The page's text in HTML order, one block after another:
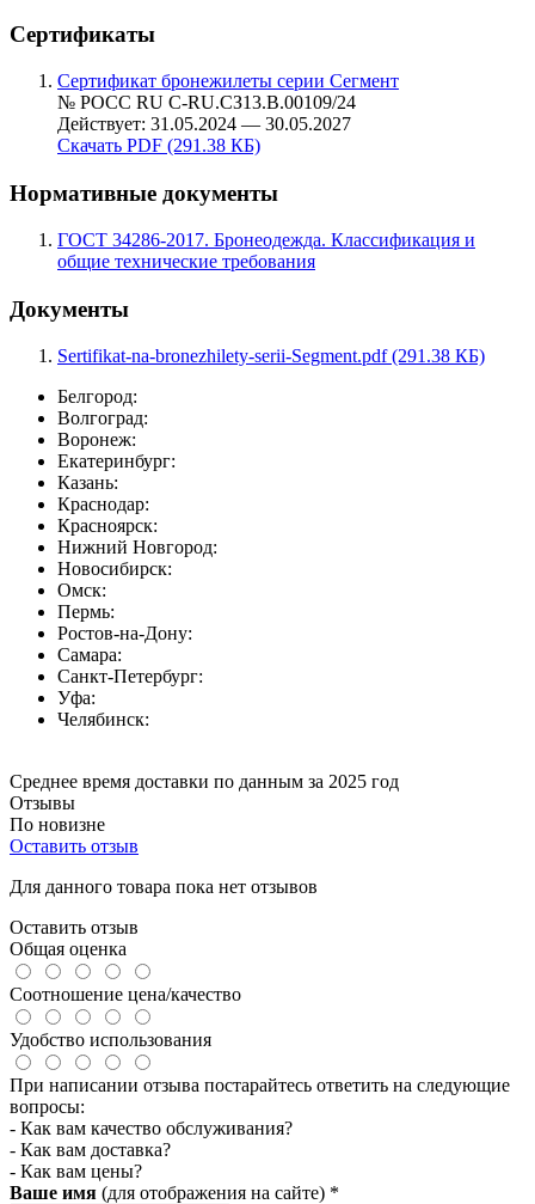
Сертификаты
Сертификат бронежилеты серии Сегмент
№ РОСС RU С-RU.СЗ13.В.00109/24
Действует: 31.05.2024 — 30.05.2027
Скачать PDF (291.38 КБ)
Нормативные документы
ГОСТ 34286-2017. Бронеодежда. Классификация и
общие технические требования
Документы
Sertifikat-na-bronezhilety-serii-Segment.pdf (291.38 КБ)
Белгород:
Волгоград:
Воронеж:
Екатеринбург:
Казань:
Краснодар:
Красноярск:
Нижний Новгород:
Новосибирск:
Омск:
Пермь:
Ростов-на-Дону:
Самара:
Санкт-Петербург:
Уфа:
Челябинск:
Среднее время доставки по данным за 2025 год
Отзывы
По новизне
Оставить отзыв
Для данного товара пока нет отзывов
Оставить отзыв
Общая оценка
Соотношение цена/качество
Удобство использования
При написании отзыва постарайтесь ответить на следующие
вопросы:
- Как вам качество обслуживания?
- Как вам доставка?
- Как вам цены?
Ваше имя (для отображения на сайте) *